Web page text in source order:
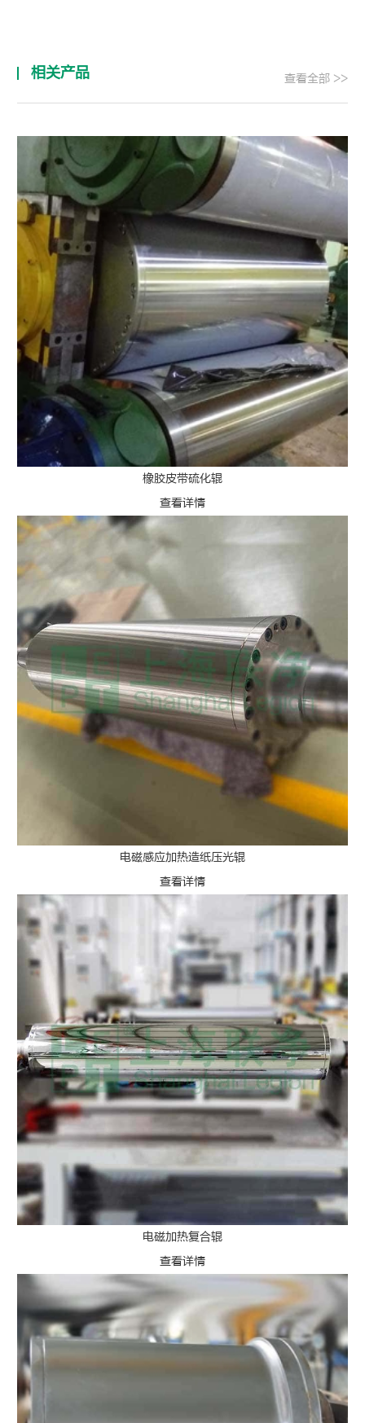
相关产品 查看全部 >>
橡胶皮带硫化辊
查看详情
电磁感应加热造纸压光辊
查看详情
电磁加热复合辊
查看详情